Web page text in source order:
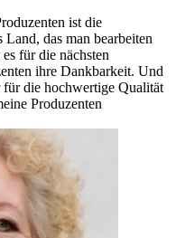
ist die
das man bearbeiten
für die nächsten
ihre Dankbarkeit. Und
die hochwertige Qualität
Produzenten